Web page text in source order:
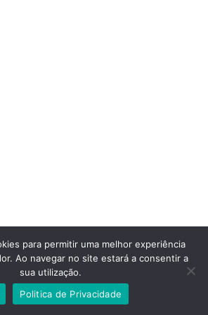
para permitir uma melhor experiência
Ao navegar no site estará a consentir a
sua utilização.
Politica de Privacidade